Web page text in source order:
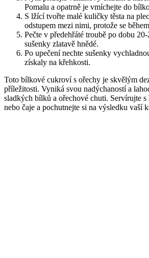
Pomalu a opatrně je vmíchejte do
S lžící tvořte malé kuličky těsta na
odstupem mezi nimi, protože se
Pečte v předehřáté troubě po dobu
sušenky zlatavě hnědé.
Po upečení nechte sušenky
získaly na křehkosti.
Toto bílkové cukroví s ořechy je skvělým
příležitosti. Vyniká svou nadýchaností a
sladkých bílků a ořechové chuti. Servírujte
nebo čaje a pochutnejte si na výsledku vaší